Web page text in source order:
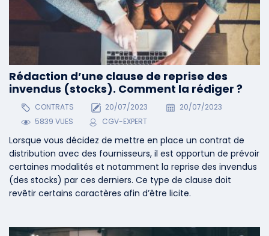
Rédaction d’une clause de reprise des
invendus (stocks). Comment la rédiger ?
CONTRATS 20/07/2023
20/07/2023
5839 VUES
CGV-EXPERT
Lorsque vous décidez de mettre en place un contrat de
distribution avec des fournisseurs, il est opportun de prévoir
certaines modalités et notamment la reprise des invendus
(des stocks) par ces derniers. Ce type de clause doit
revêtir certains caractères afin d’être licite.